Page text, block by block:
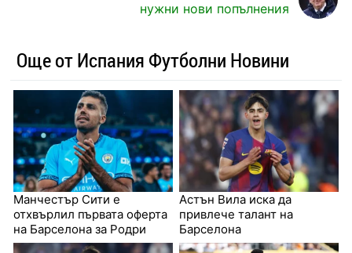
нужни нови попълнения
Още от Испания Футболни Новини
Манчестър Сити е
отхвърлил първата оферта
на Барселона за Родри
Астън Вила иска да
привлече талант на
Барселона